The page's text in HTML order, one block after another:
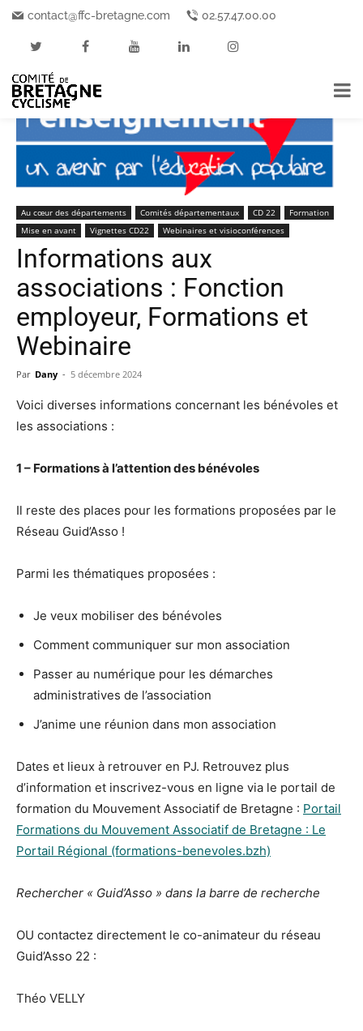
contact@ffc-bretagne.com 02.57.47.00.00
Accueil Au cœur des départements
Au cœur des départements Comités départementaux CD 22
Formation
Mise en avant
Vignettes CD22 Webinaires et visioconférences
Informations aux
associations : Fonction
employeur, Formations et
Webinaire
Par Dany - 5 décembre 2024
Voici diverses informations concernant les bénévoles et
les associations :
1 – Formations à l’attention des bénévoles
Il reste des places pour les formations proposées par le
Réseau Guid’Asso !
Parmi les thématiques proposées :
Je veux mobiliser des bénévoles
Comment communiquer sur mon association
Passer au numérique pour les démarches
administratives de l’association
J’anime une réunion dans mon association
Dates et lieux à retrouver en PJ. Retrouvez plus
d’information et inscrivez-vous en ligne via le portail de
formation du Mouvement Associatif de Bretagne : Portail
Formations du Mouvement Associatif de Bretagne : Le
Portail Régional (formations-benevoles.bzh)
Rechercher « Guid’Asso » dans la barre de recherche
OU contactez directement le co-animateur du réseau
Guid’Asso 22 :
Théo VELLY